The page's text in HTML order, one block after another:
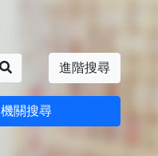
進階搜尋
機關搜尋